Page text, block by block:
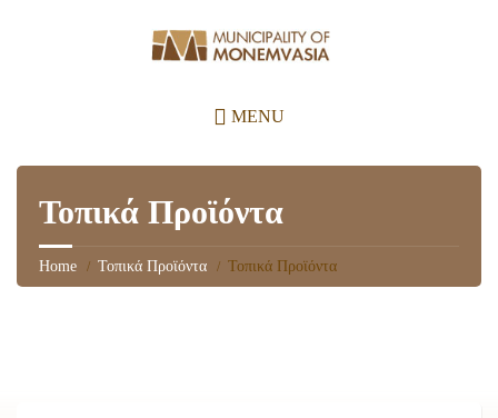
MENU
Τοπικά Προϊόντα
Home Τοπικά Προϊόντα Τοπικά Προϊόντα